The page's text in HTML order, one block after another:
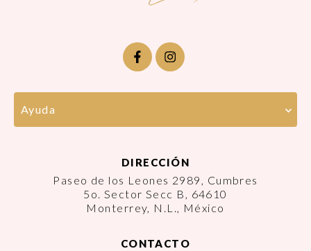
Ayuda
DIRECCIÓN
Paseo de los Leones 2989, Cumbres
5o. Sector Secc B, 64610
Monterrey, N.L., México
CONTACTO